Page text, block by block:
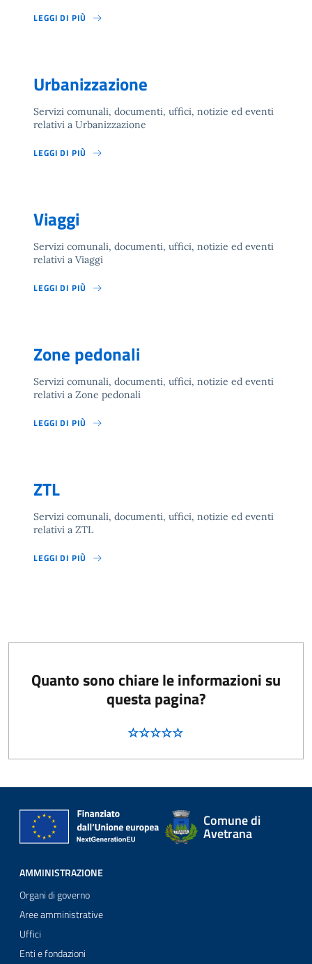
LEGGI DI PIÙ
Urbanizzazione
Servizi comunali, documenti, uffici, notizie ed eventi
relativi a Urbanizzazione
LEGGI DI PIÙ
Viaggi
Servizi comunali, documenti, uffici, notizie ed eventi
relativi a Viaggi
LEGGI DI PIÙ
Zone pedonali
Servizi comunali, documenti, uffici, notizie ed eventi
relativi a Zone pedonali
LEGGI DI PIÙ
ZTL
Servizi comunali, documenti, uffici, notizie ed eventi
relativi a ZTL
LEGGI DI PIÙ
Quanto sono chiare le informazioni su
questa pagina?
Comune di
Avetrana
AMMINISTRAZIONE
Organi di governo
Aree amministrative
Uffici
Enti e fondazioni